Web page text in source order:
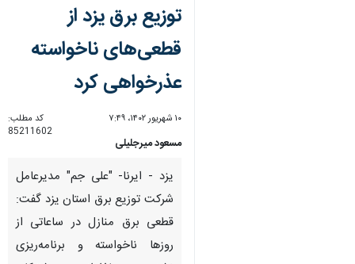
توزیع برق یزد از
قطعی‌های ناخواسته
عذرخواهی کرد
۱۰ شهریور ۱۴۰۲، ۷:۴۹
کد مطلب:
85211602
مسعود میرجلیلی